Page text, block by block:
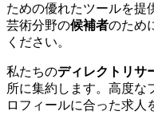
ための優れたツールを提
芸術分野の候補者のため
ください。
私たちのディレクトリサ
所に集約します。高度な
ロフィールに合った求人